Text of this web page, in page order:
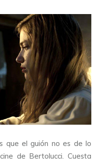
que el guión no es de lo
de Bertolucci. Cuesta